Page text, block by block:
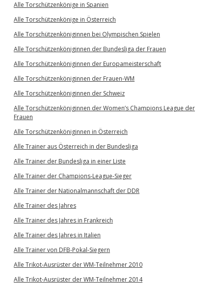
Alle Torschützenkönige in Spanien
Alle Torschützenkönige in Österreich
Alle Torschützenköniginnen bei Olympischen Spielen
Alle Torschützenköniginnen der Bundesliga der Frauen
Alle Torschützenköniginnen der Europameisterschaft
Alle Torschützenköniginnen der Frauen-WM
Alle Torschützenköniginnen der Schweiz
Alle Torschützenköniginnen der Women’s Champions League der
Frauen
Alle Torschützenköniginnen in Österreich
Alle Trainer aus Österreich in der Bundesliga
Alle Trainer der Bundesliga in einer Liste
Alle Trainer der Champions-League-Sieger
Alle Trainer der Nationalmannschaft der DDR
Alle Trainer des Jahres
Alle Trainer des Jahres in Frankreich
Alle Trainer des Jahres in Italien
Alle Trainer von DFB-Pokal-Siegern
Alle Trikot-Ausrüster der WM-Teilnehmer 2010
Alle Trikot-Ausrüster der WM-Teilnehmer 2014